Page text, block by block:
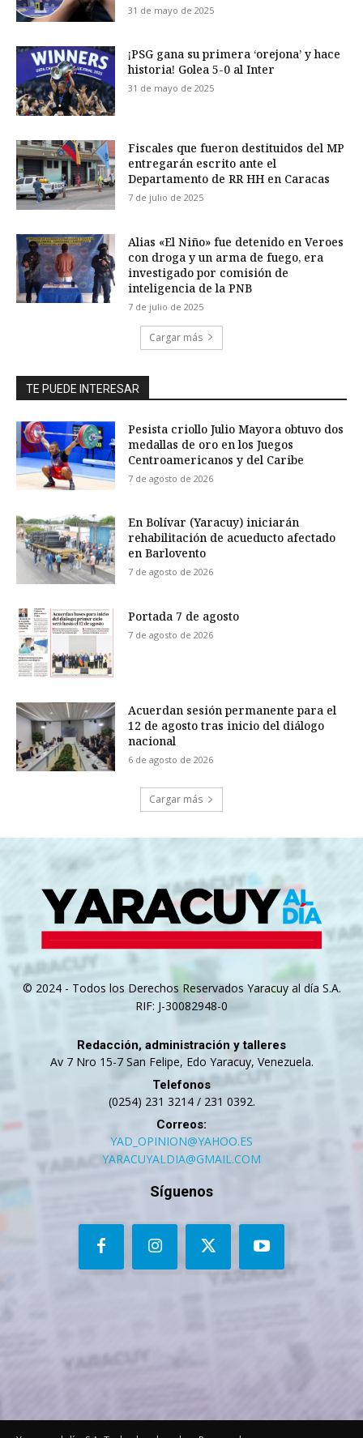
31 de mayo de 2025
¡PSG gana su primera ‘orejona’ y hace
historia! Golea 5-0 al Inter
31 de mayo de 2025
Fiscales que fueron destituidos del MP
entregarán escrito ante el
Departamento de RR HH en Caracas
7 de julio de 2025
Alias «El Niño» fue detenido en Veroes
con droga y un arma de fuego, era
investigado por comisión de
inteligencia de la PNB
7 de julio de 2025
Cargar más
TE PUEDE INTERESAR
Pesista criollo Julio Mayora obtuvo dos
medallas de oro en los Juegos
Centroamericanos y del Caribe
7 de agosto de 2026
En Bolívar (Yaracuy) iniciarán
rehabilitación de acueducto afectado
en Barlovento
7 de agosto de 2026
Portada 7 de agosto
7 de agosto de 2026
Acuerdan sesión permanente para el
12 de agosto tras inicio del diálogo
nacional
6 de agosto de 2026
Cargar más
© 2024 - Todos los Derechos Reservados Yaracuy al día S.A.
RIF: J-30082948-0
Redacción, administración y talleres
Av 7 Nro 15-7 San Felipe, Edo Yaracuy, Venezuela.
Telefonos
(0254) 231 3214 / 231 0392.
Correos:
YAD_OPINION@YAHOO.ES
YARACUYALDIA@GMAIL.COM
Síguenos